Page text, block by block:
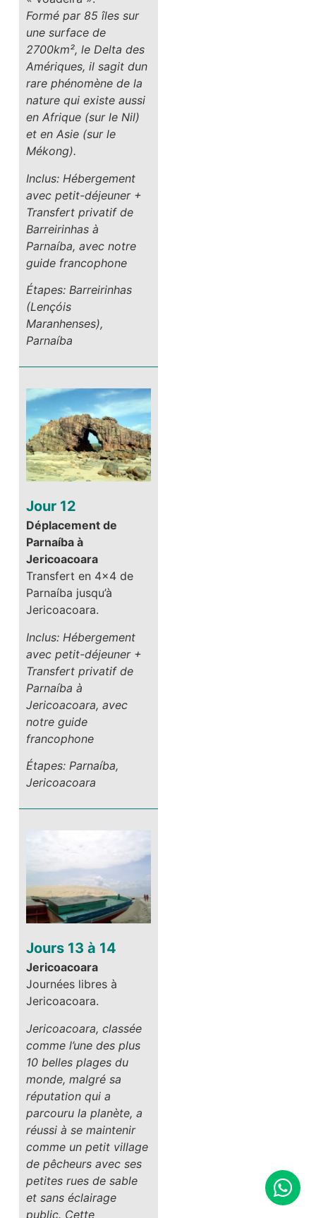
Formé par 85 îles sur
une surface de
2700km², le Delta des
Amériques, il sagit dun
rare phénomène de la
nature qui existe aussi
en Afrique (sur le Nil)
et en Asie (sur le
Mékong).
Inclus: Hébergement
avec petit-déjeuner +
Transfert privatif de
Barreirinhas à
Parnaíba, avec notre
guide francophone
Étapes: Barreirinhas
(Lençóis
Maranhenses),
Parnaíba
Jour 12
Déplacement de
Parnaíba à
Jericoacoara
Transfert en 4×4 de
Parnaíba jusqu’à
Jericoacoara.
Inclus: Hébergement
avec petit-déjeuner +
Transfert privatif de
Parnaíba à
Jericoacoara, avec
notre guide
francophone
Étapes: Parnaíba,
Jericoacoara
Jours 13 à 14
Jericoacoara
Journées libres à
Jericoacoara.
Jericoacoara, classée
comme l’une des plus
10 belles plages du
monde, malgré sa
réputation qui a
parcouru la planète, a
réussi à se maintenir
comme un petit village
de pêcheurs avec ses
petites rues de sable
et sans éclairage
public. Cette